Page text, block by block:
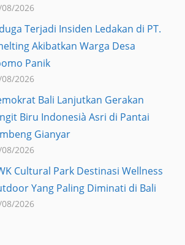
2026
Terjadi Insiden Ledakan di PT.
Akibatkan Warga Desa
Panik
2026
Bali Lanjutkan Gerakan
Biru Indonesià Asri di Pantai
Gianyar
2026
Cultural Park Destinasi Wellness
Yang Paling Diminati di Bali
2026